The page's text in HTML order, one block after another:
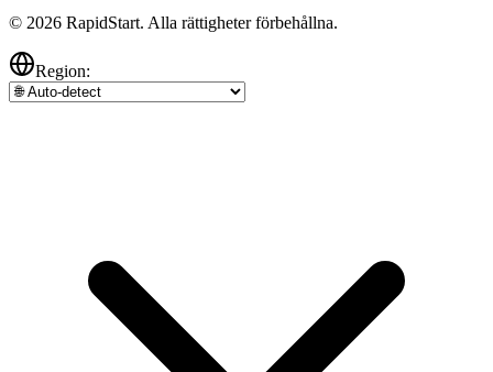
© 2026 RapidStart. Alla rättigheter förbehållna.
Region: